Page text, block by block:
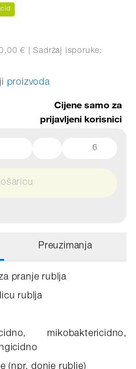
€ | Sadržaj isporuke:
proizvoda
Cijene samo za
prijavljeni korisnici
6
Preuzimanja
pranje rublja
rublja
mikobaktericidno,